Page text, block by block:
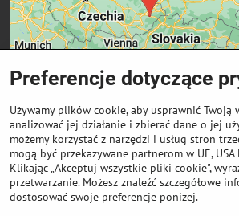
Ważne linki
Odkup cewek
Preferencje dotyczące
Używamy plików cookie, aby usprawnić
analizować jej działanie i zbierać dane o jej
możemy korzystać z narzędzi i usług stron
mogą być przekazywane partnerom w UE,
Klikając „Akceptuj wszystkie pliki cookie",
przetwarzanie. Możesz znaleźć szczegółowe
dostosować swoje preferencje poniżej.